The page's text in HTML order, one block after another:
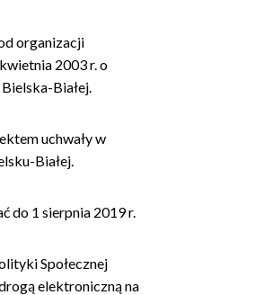
organizacji
2003 r. o
Białej.
uchwały w
Białej.
do 1 sierpnia 2019 r.
Społecznej
elektroniczną na